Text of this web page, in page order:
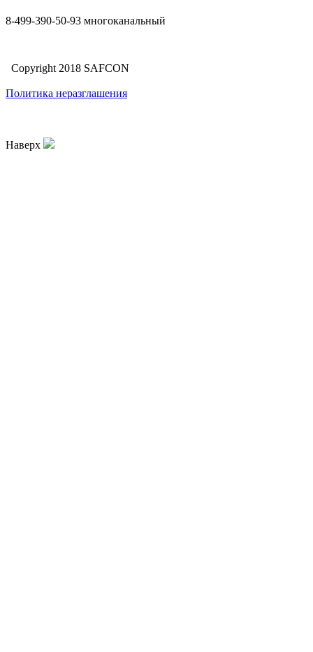
8-499-390-50-93 многоканальный
Copyright 2018 SAFCON
Политика неразглашения
Наверх